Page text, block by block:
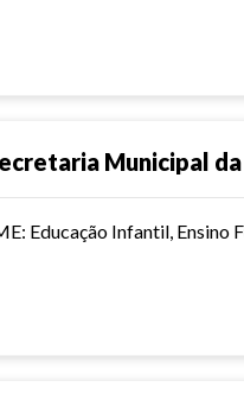
Municipal
Educação Infantil, Ensino